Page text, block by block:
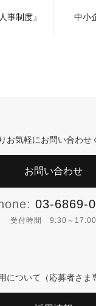
制度』
中小
お気軽にお問い合わせ
お問い合わせ
03-6869-
受付時間 9:30～17:00
について（応募者さま